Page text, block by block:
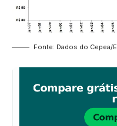
Fonte: Dados do Cepea/